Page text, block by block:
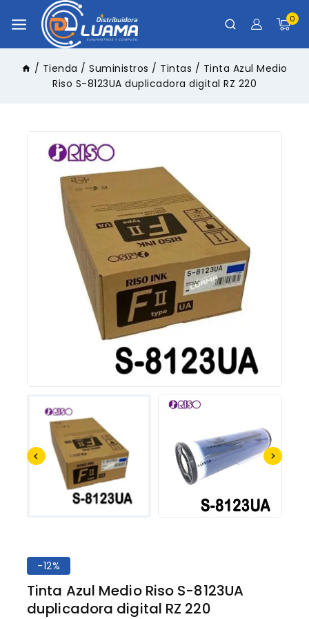
0
/ Tienda / Suministros / Tintas / Tinta Azul Medio
Riso S-8123UA duplicadora digital RZ 220
-12%
Tinta Azul Medio Riso S-8123UA
duplicadora digital RZ 220